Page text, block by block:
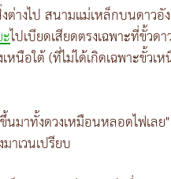
ต่างไป สนามแม่เหล็กบนดาวอั
ไปเบียดเสียดตรงเฉพาะที่ขั้ว
นือใต้ (ที่ไม่ได้เกิดเฉพาะขั้วเ
นมาทั้งดวงเหมือนหลอดไฟเ
าเวนเปรียบ